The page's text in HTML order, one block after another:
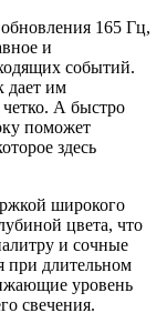
165 Гц,
и
событий.
дает им
А быстро
поможет
здесь
широкого
цвета, что
и сочные
при длительном
уровень
свечения.